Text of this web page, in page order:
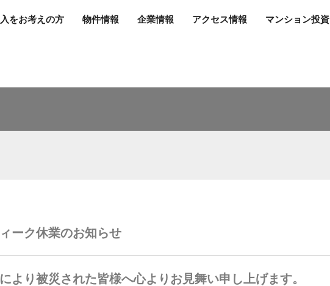
をお考えの方 物件情報 企業情報 アクセス情報 マンション投
ーク休業のお知らせ
より被災された皆様へ心よりお見舞い申し上げます。